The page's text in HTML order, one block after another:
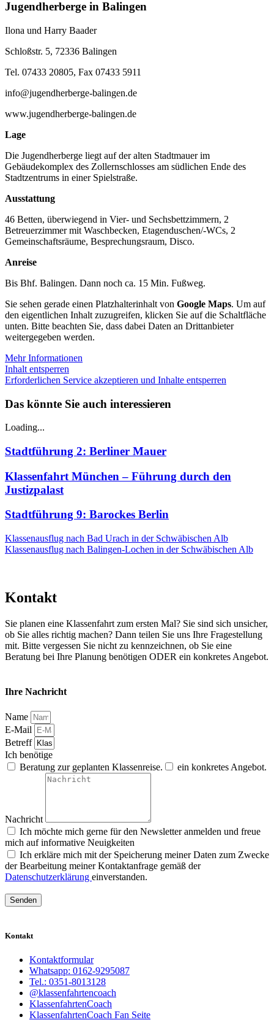
Jugendherberge in Balingen
Ilona und Harry Baader
Schloßstr. 5, 72336 Balingen
Tel. 07433 20805, Fax 07433 5911
info@jugendherberge-balingen.de
www.jugendherberge-balingen.de
Lage
Die Jugendherberge liegt auf der alten Stadtmauer im
Gebäudekomplex des Zollernschlosses am südlichen Ende des
Stadtzentrums in einer Spielstraße.
Ausstattung
46 Betten, überwiegend in Vier- und Sechsbettzimmern, 2
Betreuerzimmer mit Waschbecken, Etagenduschen/-WCs, 2
Gemeinschaftsräume, Besprechungsraum, Disco.
Anreise
Bis Bhf. Balingen. Dann noch ca. 15 Min. Fußweg.
Sie sehen gerade einen Platzhalterinhalt von Google Maps. Um auf
den eigentlichen Inhalt zuzugreifen, klicken Sie auf die Schaltfläche
unten. Bitte beachten Sie, dass dabei Daten an Drittanbieter
weitergegeben werden.
Mehr Informationen
Inhalt entsperren
Erforderlichen Service akzeptieren und Inhalte entsperren
Das könnte Sie auch interessieren
Loading...
Stadtführung 2: Berliner Mauer
Klassenfahrt München – Führung durch den
Justizpalast
Stadtführung 9: Barockes Berlin
Klassenausflug nach Bad Urach in der Schwäbischen Alb
Klassenausflug nach Balingen-Lochen in der Schwäbischen Alb
Kontakt
Sie planen eine Klassenfahrt zum ersten Mal? Sie sind sich unsicher,
ob Sie alles richtig machen? Dann teilen Sie uns Ihre Fragestellung
mit. Bitte vergessen Sie nicht zu kennzeichnen, ob Sie eine
Beratung bei Ihre Planung benötigen ODER ein konkretes Angebot.
Ihre Nachricht
Name
E-Mail
Betreff
Ich benötige
Beratung zur geplanten Klassenreise.
ein konkretes Angebot.
Nachricht
Ich möchte mich gerne für den Newsletter anmelden und freue
mich auf informative Neuigkeiten
Ich erkläre mich mit der Speicherung meiner Daten zum Zwecke
der Bearbeitung meiner Kontaktanfrage gemäß der
Datenschutzerklärung einverstanden.
Senden
Kontakt
Kontaktformular
Whatsapp: 0162-9295087
Tel.: 0351-8013128
@klassenfahrtencoach
KlassenfahrtenCoach
KlassenfahrtenCoach Fan Seite